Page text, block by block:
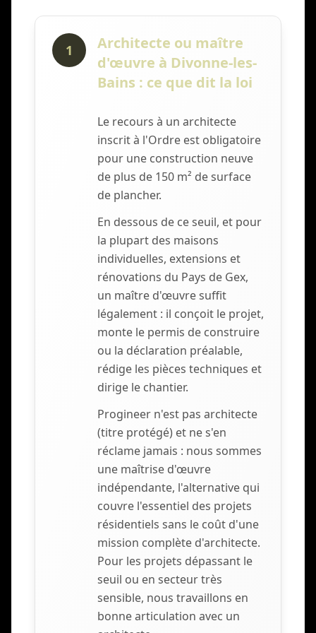
1
Architecte ou maître
d'œuvre à Divonne-les-
Bains : ce que dit la loi
Le recours à un architecte
inscrit à l'Ordre est obligatoire
pour une construction neuve
de plus de 150 m² de surface
de plancher.
En dessous de ce seuil, et pour
la plupart des maisons
individuelles, extensions et
rénovations du Pays de Gex,
un maître d'œuvre suffit
légalement : il conçoit le projet,
monte le permis de construire
ou la déclaration préalable,
rédige les pièces techniques et
dirige le chantier.
Progineer n'est pas architecte
(titre protégé) et ne s'en
réclame jamais : nous sommes
une maîtrise d'œuvre
indépendante, l'alternative qui
couvre l'essentiel des projets
résidentiels sans le coût d'une
mission complète d'architecte.
Pour les projets dépassant le
seuil ou en secteur très
sensible, nous travaillons en
bonne articulation avec un